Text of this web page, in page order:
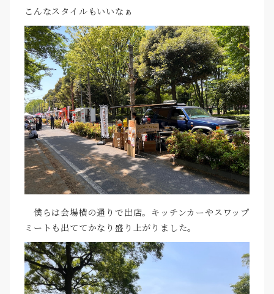
こんなスタイルもいいなぁ
僕らは会場横の通りで出店。キッチンカーやスワップ
ミートも出ててかなり盛り上がりました。